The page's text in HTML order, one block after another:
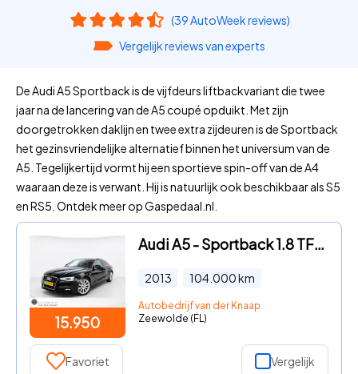
(39 AutoWeek reviews)
Vergelijk reviews van experts
De Audi A5 Sportback is de vijfdeurs liftbackvariant die twee
jaar na de lancering van de A5 coupé opduikt. Met zijn
doorgetrokken daklijn en twee extra zijdeuren is de Sportback
het gezinsvriendelijke alternatief binnen het universum van de
A5. Tegelijkertijd vormt hij een sportieve spin-off van de A4
waaraan deze is verwant. Hij is natuurlijk ook beschikbaar als S5
en RS5. Ontdek meer op Gaspedaal.nl.
15.950
Audi A5 - Sportback 1.8 TFSI S Edition | Clima | Cruise | Multimedia/N
2013 104.000km
Autobedrijf van der Knaap
Zeewolde (FL)
Favoriet Vergelijk